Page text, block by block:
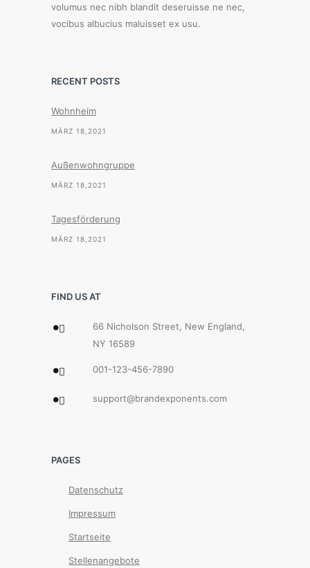
volumus nec nibh blandit deseruisse ne nec,
vocibus albucius maluisset ex usu.
RECENT POSTS
Wohnheim
MÄRZ 18,2021
Außenwohngruppe
MÄRZ 18,2021
Tagesförderung
MÄRZ 18,2021
FIND US AT
66 Nicholson Street, New England,
NY 16589
001-123-456-7890
support@brandexponents.com
PAGES
Datenschutz
Impressum
Startseite
Stellenangebote